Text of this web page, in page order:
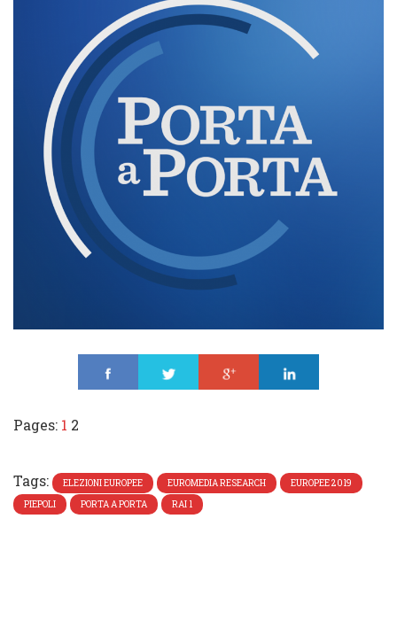
Pages: 1 2
Tags: ELEZIONI EUROPEE EUROMEDIA RESEARCH
EUROPEE 2019
PIEPOLI
PORTA A PORTA RAI 1